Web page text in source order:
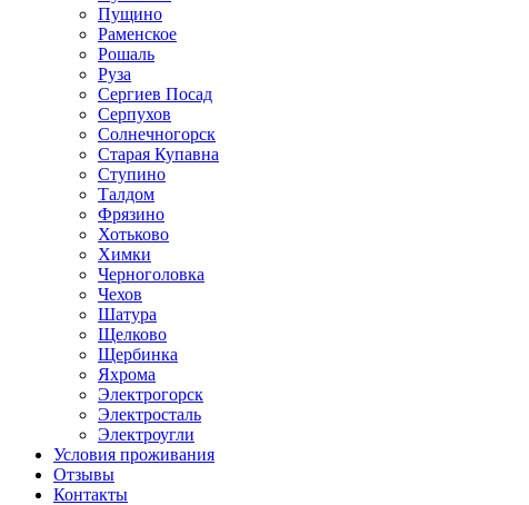
Пущино
Раменское
Рошаль
Руза
Сергиев Посад
Серпухов
Солнечногорск
Старая Купавна
Ступино
Талдом
Фрязино
Хотьково
Химки
Черноголовка
Чехов
Шатура
Щелково
Щербинка
Яхрома
Электрогорск
Электросталь
Электроугли
Условия проживания
Отзывы
Контакты